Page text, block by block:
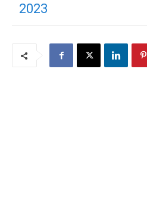
2023